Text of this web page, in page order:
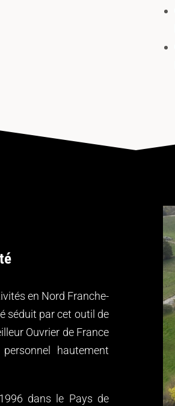
en Nord Franche-
séduit par cet outil de
Ouvrier de France
hautement
dans le Pays de